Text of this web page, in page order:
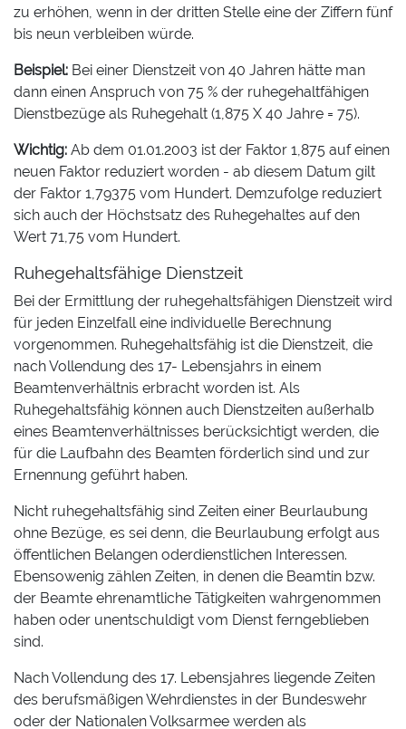
zu erhöhen, wenn in der dritten Stelle eine der Ziffern fünf
bis neun verbleiben würde.
Beispiel: Bei einer Dienstzeit von 40 Jahren hätte man
dann einen Anspruch von 75 % der ruhegehaltfähigen
Dienstbezüge als Ruhegehalt (1,875 X 40 Jahre = 75).
Wichtig: Ab dem 01.01.2003 ist der Faktor 1,875 auf einen
neuen Faktor reduziert worden - ab diesem Datum gilt
der Faktor 1,79375 vom Hundert. Demzufolge reduziert
sich auch der Höchstsatz des Ruhegehaltes auf den
Wert 71,75 vom Hundert.
Ruhegehaltsfähige Dienstzeit
Bei der Ermittlung der ruhegehaltsfähigen Dienstzeit wird
für jeden Einzelfall eine individuelle Berechnung
vorgenommen. Ruhegehaltsfähig ist die Dienstzeit, die
nach Vollendung des 17- Lebensjahrs in einem
Beamtenverhältnis erbracht worden ist. Als
Ruhegehaltsfähig können auch Dienstzeiten außerhalb
eines Beamtenverhältnisses berücksichtigt werden, die
für die Laufbahn des Beamten förderlich sind und zur
Ernennung geführt haben.
Nicht ruhegehaltsfähig sind Zeiten einer Beurlaubung
ohne Bezüge, es sei denn, die Beurlaubung erfolgt aus
öffentlichen Belangen oderdienstlichen Interessen.
Ebensowenig zählen Zeiten, in denen die Beamtin bzw.
der Beamte ehrenamtliche Tätigkeiten wahrgenommen
haben oder unentschuldigt vom Dienst ferngeblieben
sind.
Nach Vollendung des 17. Lebensjahres liegende Zeiten
des berufsmäßigen Wehrdienstes in der Bundeswehr
oder der Nationalen Volksarmee werden als